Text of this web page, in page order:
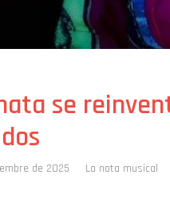
se
de 2025 La nota musical